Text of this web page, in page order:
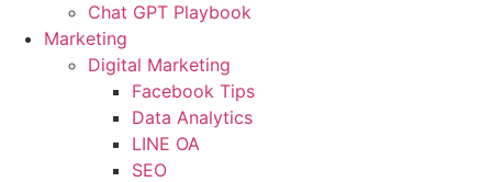
Chat GPT Playbook
Marketing
Digital Marketing
Facebook Tips
Data Analytics
LINE OA
SEO